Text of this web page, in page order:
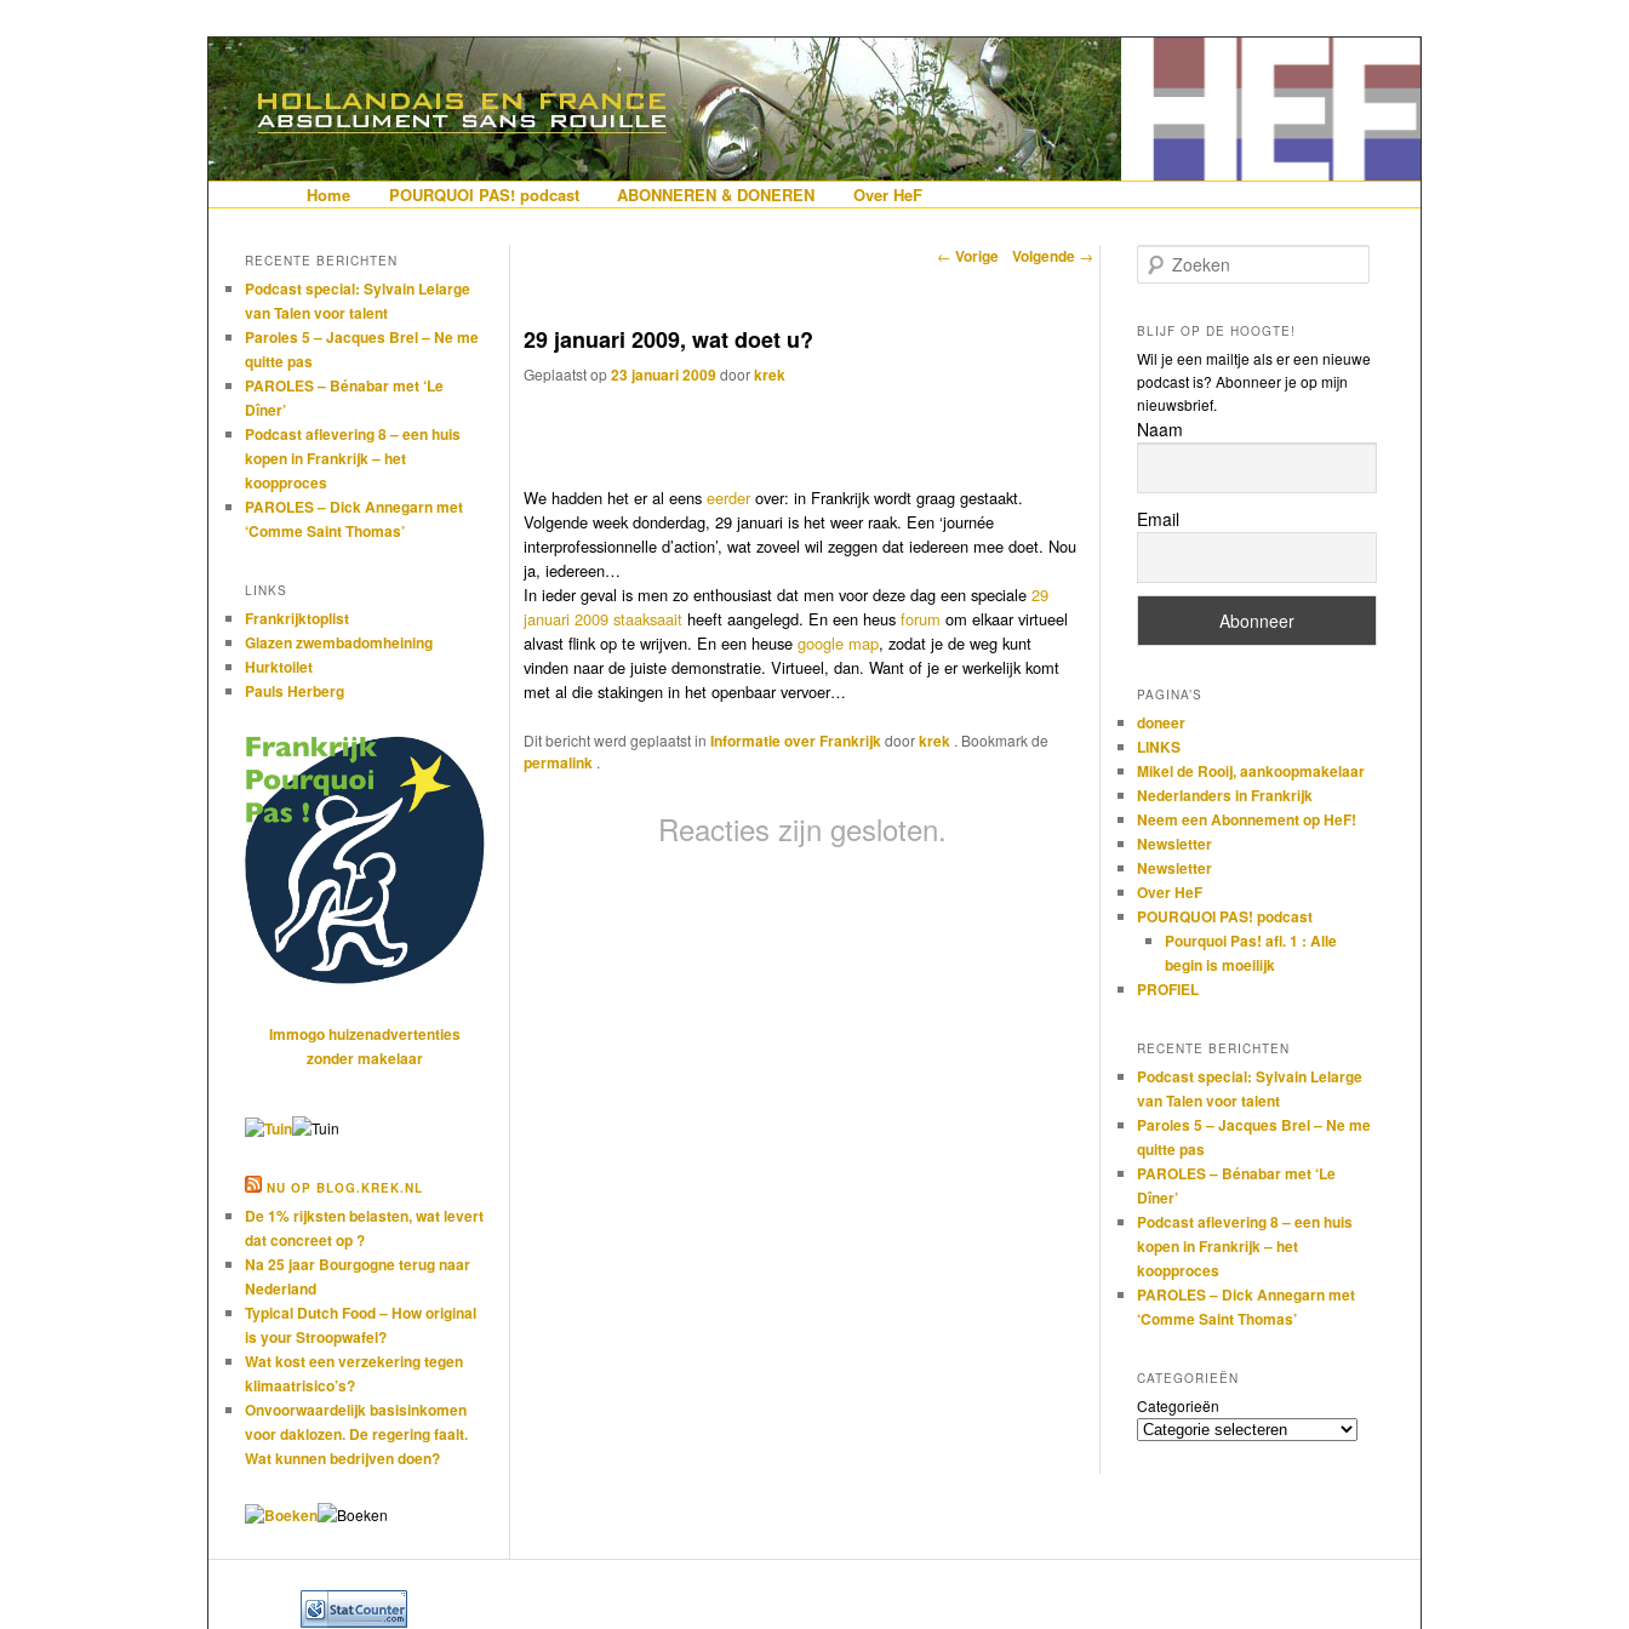
Hollandais en France
De gezelligste website voor Nederlanders die iets met Frankrijk hebben
Spring naar de primaire inhoud
Spring naar de secundaire inhoud
Home POURQUOI PAS! podcast ABONNEREN & DONEREN Over HeF
Berichtnavigatie
← Vorige Volgende →
29 januari 2009, wat doet u?
Geplaatst op23 januari 2009doorkrek
We hadden het er al eenseerderover: in Frankrijk wordt graag gestaakt.
Volgende week donderdag, 29 januari is het weer raak. Een ‘journée
interprofessionnelle d’action’, wat zoveel wil zeggen dat iedereen mee doet. Nou
ja, iedereen…
In ieder geval is men zo enthousiast dat men voor deze dag een speciale29
januari 2009 staaksaait heeft aangelegd. En een heusforum om elkaar virtueel
alvast flink op te wrijven. En een heusegoogle map, zodat je de weg kunt
vinden naar de juiste demonstratie. Virtueel, dan. Want of je er werkelijk komt
met al die stakingen in het openbaar vervoer…
Dit bericht werd geplaatst inInformatie over Frankrijkdoorkrek . Bookmark de
permalink .
Reacties zijn gesloten.
RECENTE BERICHTEN
Podcast special: Sylvain Lelarge
van Talen voor talent
Paroles 5 – Jacques Brel – Ne me
quitte pas
PAROLES – Bénabar met ‘Le
Dîner’
Podcast aflevering 8 – een huis
kopen in Frankrijk – het
koopproces
PAROLES – Dick Annegarn met
‘Comme Saint Thomas’
LINKS
Frankrijktoplist
Glazen zwembadomheining
Hurktoilet
Pauls Herberg
Immogo huizenadvertenties
zonder makelaar
NU OP BLOG.KREK.NL
De 1% rijksten belasten, wat levert
dat concreet op ?
Na 25 jaar Bourgogne terug naar
Nederland
Typical Dutch Food – How original
is your Stroopwafel?
Wat kost een verzekering tegen
klimaatrisico’s?
Onvoorwaardelijk basisinkomen
voor daklozen. De regering faalt.
Wat kunnen bedrijven doen?
Zoeken
BLIJF OP DE HOOGTE!
Wil je een mailtje als er een nieuwe
podcast is? Abonneer je op mijn
nieuwsbrief.
Naam
Email
PAGINA’S
doneer
LINKS
Mikel de Rooij, aankoopmakelaar
Nederlanders in Frankrijk
Neem een Abonnement op HeF!
Newsletter
Newsletter
Over HeF
POURQUOI PAS! podcast
Pourquoi Pas! afl. 1 : Alle
begin is moeilijk
PROFIEL
RECENTE BERICHTEN
Podcast special: Sylvain Lelarge
van Talen voor talent
Paroles 5 – Jacques Brel – Ne me
quitte pas
PAROLES – Bénabar met ‘Le
Dîner’
Podcast aflevering 8 – een huis
kopen in Frankrijk – het
koopproces
PAROLES – Dick Annegarn met
‘Comme Saint Thomas’
CATEGORIEËN
Categorieën